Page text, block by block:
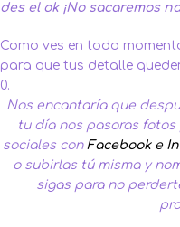
des el ok ¡No sacaremos
Como ves en todo
para que tus detalle
0.
Nos encantaría que
tu día nos pasaras
sociales con Facebooke
o subirlas tú misma y
sigas para no